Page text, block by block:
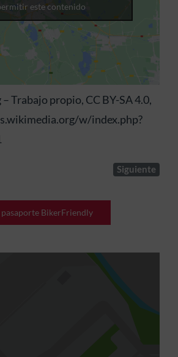
este contenido
Trabajo propio, CC BY-SA 4.0,
w/index.php?
Siguiente
BikerFriendly